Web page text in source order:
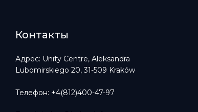
Контакты
Адрес: Unity Centre, Aleksandra
Lubomirskiego 20, 31-509 Kraków
Телефон: +4(812)400-47-97